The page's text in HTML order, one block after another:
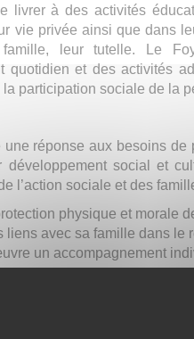
livrer à des activités
vie privée ainsi que dans
leur tutelle. Le
quotidien et des activités
la participation sociale de la
une réponse aux besoins
développement social et
l’action sociale et des
physique et morale
liens avec sa famille dans le
un accompagnement
plusieurs ateliers animés
cuisine, lingerie, théâtre et